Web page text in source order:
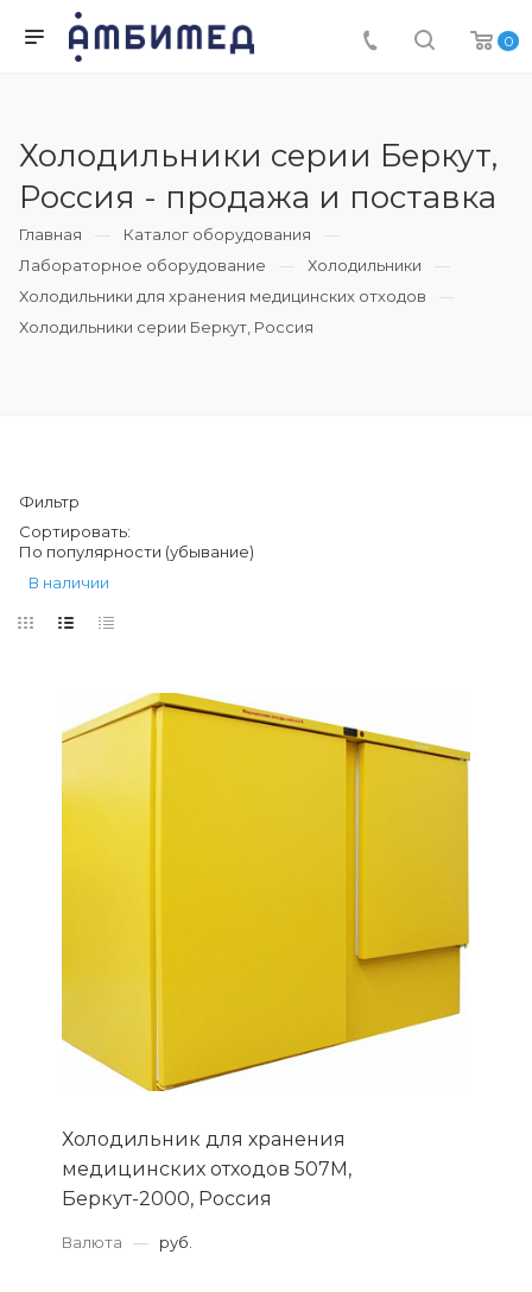
0
Холодильники серии Беркут,
Россия - продажа и поставка
Главная
Каталог оборудования
Лабораторное оборудование
Холодильники
Холодильники для хранения медицинских отходов
Холодильники серии Беркут, Россия
Фильтр
Сортировать:
По популярности (убывание)
В наличии
Холодильник для хранения
медицинских отходов 507М,
Беркут-2000, Россия
Валюта — руб.